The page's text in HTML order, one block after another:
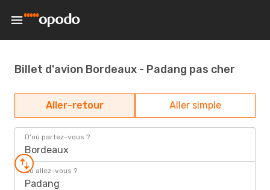
Billet d'avion Bordeaux - Padang pas cher
Aller-retour Aller simple
D'où partez-vous ?
Bordeaux
Où allez-vous ?
Padang